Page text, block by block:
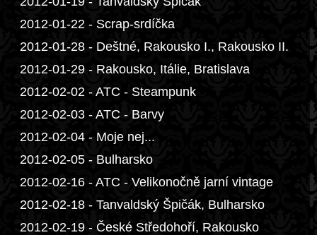
2012-01-22 - Scrap-srdíčka
2012-01-28 - Deštné, Rakousko I., Rakousko II.
2012-01-29 - Rakousko, Itálie, Bratislava
2012-02-02 - ATC - Steampunk
2012-02-03 - ATC - Barvy
2012-02-04 - Moje nej...
2012-02-05 - Bulharsko
2012-02-16 - ATC - Velikonočně jarní vintage
2012-02-18 - Tanvaldský Špičák, Bulharsko
2012-02-19 - České Středohoří, Rakousko